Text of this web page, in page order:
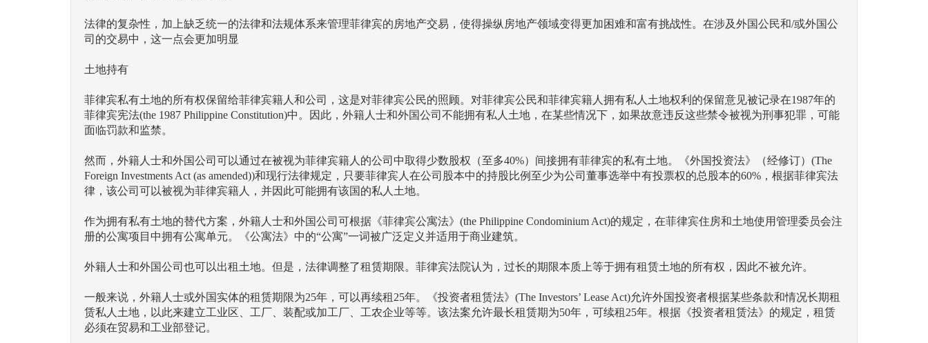
法律的复杂性，加上缺乏统一的法律和法规体系来管理菲律宾的房地产交易，使得操纵房地产领域变得更加困难和富有挑战性。在涉及外国公民和/或外国公
司的交易中，这一点会更加明显
土地持有
菲律宾私有土地的所有权保留给菲律宾籍人和公司，这是对菲律宾公民的照顾。对菲律宾公民和菲律宾籍人拥有私人土地权利的保留意见被记录在1987年的
菲律宾宪法(the 1987 Philippine Constitution)中。因此，外籍人士和外国公司不能拥有私人土地，在某些情况下，如果故意违反这些禁令被视为刑事犯罪，可能
面临罚款和监禁。
然而，外籍人士和外国公司可以通过在被视为菲律宾籍人的公司中取得少数股权（至多40%）间接拥有菲律宾的私有土地。《外国投资法》（经修订）(The
Foreign Investments Act (as amended))和现行法律规定，只要菲律宾人在公司股本中的持股比例至少为公司董事选举中有投票权的总股本的60%，根据菲律宾法
律，该公司可以被视为菲律宾籍人，并因此可能拥有该国的私人土地。
作为拥有私有土地的替代方案，外籍人士和外国公司可根据《菲律宾公寓法》(the Philippine Condominium Act)的规定，在菲律宾住房和土地使用管理委员会注
册的公寓项目中拥有公寓单元。《公寓法》中的“公寓”一词被广泛定义并适用于商业建筑。
外籍人士和外国公司也可以出租土地。但是，法律调整了租赁期限。菲律宾法院认为，过长的期限本质上等于拥有租赁土地的所有权，因此不被允许。
一般来说，外籍人士或外国实体的租赁期限为25年，可以再续租25年。《投资者租赁法》(The Investors’ Lease Act)允许外国投资者根据某些条款和情况长期租
赁私人土地，以此来建立工业区、工厂、装配或加工厂、工农企业等等。该法案允许最长租赁期为50年，可续租25年。根据《投资者租赁法》的规定，租赁
必须在贸易和工业部登记。